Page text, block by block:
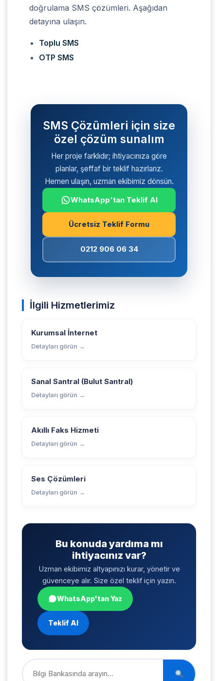
doğrulama SMS çözümleri. Aşağıdan
detayına ulaşın.
Toplu SMS
OTP SMS
SMS Çözümleri için size
özel çözüm sunalım
Her proje farklıdır; ihtiyacınıza göre
planlar, şeffaf bir teklif hazırlarız.
Hemen ulaşın, uzman ekibimiz dönsün.
WhatsApp'tan Teklif Al
Ücretsiz Teklif Formu
0212 906 06 34
İlgili Hizmetlerimiz
Kurumsal İnternet
Detayları görün →
Sanal Santral (Bulut Santral)
Detayları görün →
Akıllı Faks Hizmeti
Detayları görün →
Ses Çözümleri
Detayları görün →
Bu konuda yardıma mı
ihtiyacınız var?
Uzman ekibimiz altyapınızı kurar, yönetir ve
güvenceye alır. Size özel teklif için yazın.
WhatsApp'tan Yaz
Teklif Al